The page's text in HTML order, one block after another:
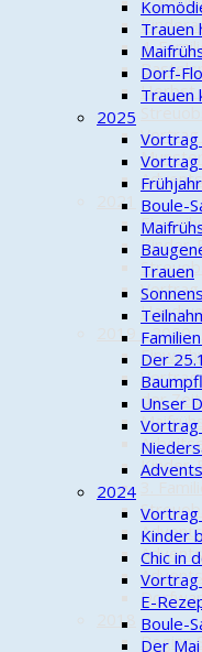
4.
Herbst
Vortrag
Munster
2021
Kinder-
Vortrag
2019 - 2020
Vortrag
der
Kinder-
2018
Beginn
Trauen
Dorf-
Trauen
2025
Vortrag
Vortrag
Boule-
Trauen
Der
Unser
Vortrag
2024
Vortrag
Kinder
Chic in
E-
Boule-
Der